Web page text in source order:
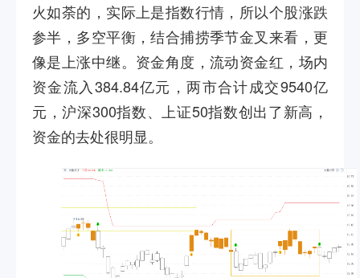
火如荼的，实际上是指数行情，所以个股涨跌
参半，多空平衡，结合捕捞季节金叉来看，更
像是上涨中继。资金角度，流动资金红，场内
资金流入 384.84亿元，两市合计成交9540亿
元，沪深300指数、上证50指数创出了新高，
资金的去处很明显。